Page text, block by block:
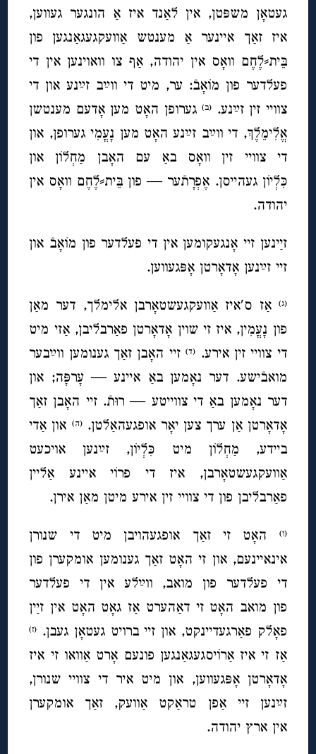
געטאָן משפּטן, אין לאַנד איז אַ הונגער געווען,
איז זאַך איינער אַ מענטש אַוועקגעגאַנגען פון
בֵּית⸗לֶחֶם וואָס אין יהודה, אַף צו וואוינען אין די
פעלדער פון מוֹאָבֿ: ער, מיט די ווײַב זײַנע און די
צוויי זין זײַנע. (ב)גערופן האָט מען אָדעם מענטשן
אֱלִימֵלֶךְ, די ווײַב זײַנע האָט מען נָעֳמִי גערופן, און
די צוויי זין וואָס באַ עם האָבן מַחְלוֹן און
כִּלְיוֹן געהייסן. אֶפְרָתֿער — פון בֵּית⸗לֶחֶם וואָס אין
יהודה.
זײַנען זיי אָנגעקומען אין די פעלדער פון מוֹאָבֿ און
זיי זײַנען אָדאָרטן אָפּגעווען.
(ג)
אַז ס′איז אַוועקגעשטאָרבן אלימלך, דער מאַן
פון נָעֳמִין, איז זי שוין אָדאָרטן פאַרבליבן, אַזי מיט
די צוויי זין אירע. (ד)זיי האָבן זאַך גענומען ווײַבער
מואבֿישע. דער נאָמען באַ איינע — עָרפָּה; און
דער נאָמען באַ די צווייטע — רוּתֿ. זיי האָבן זאַך
אָדאָרטן אַן ערך צען יאָר אופגעהאַלטן.(ה) און אַדי
ביידע, מַחְלוֹן מיט כִּלְיוֹן, זײַנען אויכעט
אַוועקגעשטאָרבן, איז די פרוֹי איינע אַליין
פאַרבליבן פון די צוויי זין אירע מיטן מאַן אירן.
(ו)
האָט זי זאַך אופגעהויבן מיט די שנורן
אינאיינעם, און זי האָט זאַך גענומען אומקערן פון
די פעלדער פון מואב, ווײַלע אין די פעלדער
פון מואב האָט זי דאַהערט אַז גאָט האָט אין זײַן
פאָלק פאַרגעדיינקט, און זיי ברויט געטאָן געבן. (ז)
אַז זי איז אַרוֹיסגעגאַנגען פונעם אָרט אַוואו זי איז
אָדאָרטן אָפּגעווען, און מיט איר די צוויי שנורן,
זײַנען זיי אַפן טראַקט אַוועק, זאַך אומקערן
אין ארץ יהודה.